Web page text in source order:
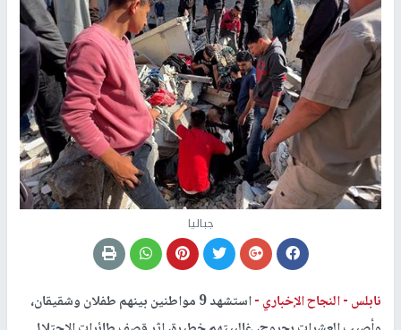
جباليا
نابلس -النجاح الإخباري -
استشهد 9 مواطنين بينهم طفلان وشقيقان،